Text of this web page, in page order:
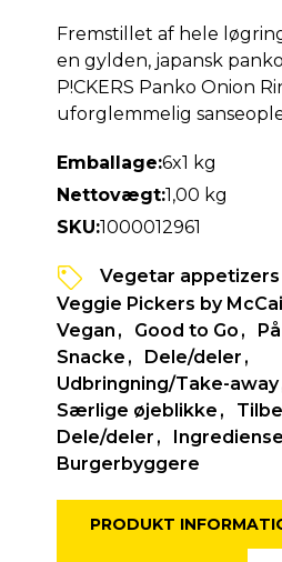
Fremstillet af hele
en gylden, japansk
P!CKERS Panko Onion
uforglemmelig
Emballage:6x1 kg
Nettovægt:1,00 kg
SKU:1000012961
Vegetar appetizers
Veggie Pickers by
Vegan
Good to Go
Snacke
Dele/deler
Udbringning/Take-away
Særlige øjeblikke
Dele/deler
Burgerbyggere
PRODUKT